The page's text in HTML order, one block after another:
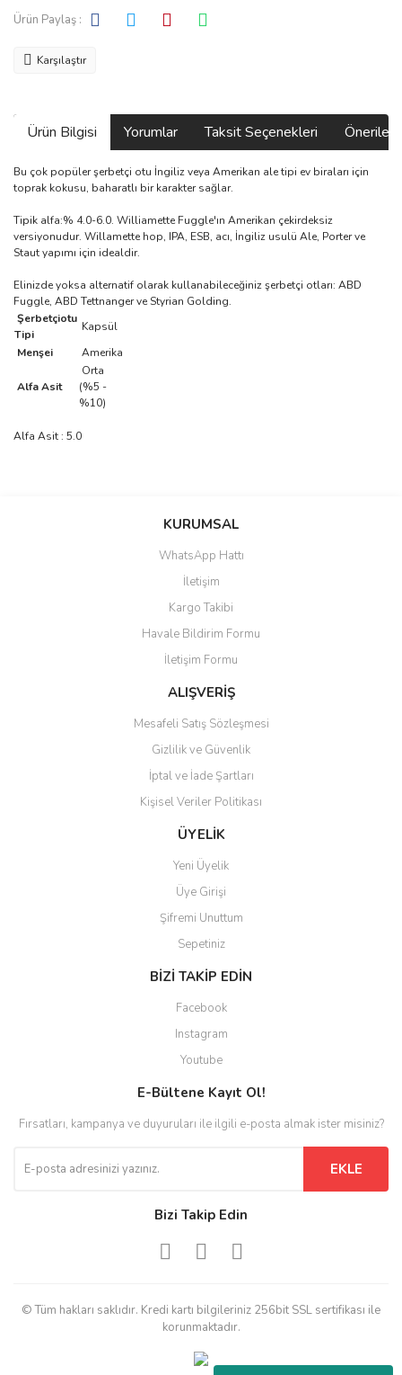
Ürün Paylaş :
Karşılaştır
Ürün Bilgisi Yorumlar Taksit Seçenekleri
Bu çok popüler şerbetçi otu İngiliz veya Amerikan ale tipi ev biraları için
toprak kokusu, baharatlı bir karakter sağlar.
Tipik alfa:% 4.0-6.0. Williamette Fuggle'ın Amerikan çekirdeksiz
versiyonudur. Willamette hop, IPA, ESB, acı, İngiliz usulü Ale, Porter ve
Staut yapımı için idealdir.
Elinizde yoksa alternatif olarak kullanabileceğiniz şerbetçi otları: ABD
Fuggle, ABD Tettnanger ve Styrian Golding.
Şerbetçiotu
Tipi
Kapsül
Menşei
Amerika
Alfa Asit
Orta
(%5 -
%10)
Alfa Asit : 5.0
Bu ürüne ilk yorumu siz yapın!
Yorum Yaz
Ürün resmi kalitesiz, bozuk veya görüntülenemiyor.
Ürün açıklamasında eksik bilgiler bulunuyor.
Ürün bilgilerinde hatalar bulunuyor.
Ürün fiyatı diğer sitelerden daha pahalı.
Bu ürüne benzer farklı alternatifler olmalı.
Gönder
KURUMSAL
WhatsApp Hattı
İletişim
Kargo Takibi
Havale Bildirim Formu
İletişim Formu
ALIŞVERİŞ
Mesafeli Satış Sözleşmesi
Gizlilik ve Güvenlik
İptal ve İade Şartları
Kişisel Veriler Politikası
ÜYELİK
Yeni Üyelik
Üye Girişi
Şifremi Unuttum
Sepetiniz
BİZİ TAKİP EDİN
Facebook
Instagram
Youtube
E-Bültene Kayıt Ol!
Fırsatları, kampanya ve duyuruları ile ilgili e-posta almak ister misiniz?
EKLE
Bizi Takip Edin
© Tüm hakları saklıdır. Kredi kartı bilgileriniz 256bit SSL sertifikası ile
korunmaktadır.